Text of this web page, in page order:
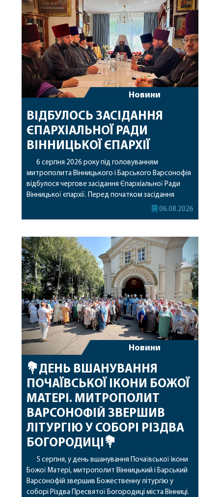
Новини
ВІДБУЛОСЬ ЗАСІДАННЯ
ЄПАРХІАЛЬНОЇ РАДИ
ВІННИЦЬКОЇ ЄПАРХІЇ
6 серпня 2026 року під головуванням
митрополита Вінницького і Барського Варсонофія
відбулося чергове засідання Єпархіальної Ради
Вінницької єпархії. Перед початком засідання
секретар Єпархіальної Ради від імені членів Ради
побажавши йому міцного здоров’я, Божої
допомоги, миру, духовної радості та
благословенних успіхів у подальшому
архіпастирському служінні. […]
06.08.2026
Новини
💐ДЕНЬ ВШАНУВАННЯ
ПОЧАЇВСЬКОЇ ІКОНИ БОЖОЇ
МАТЕРІ. МИТРОПОЛИТ
ВАРСОНОФІЙ ЗВЕРШИВ
ЛІТУРГІЮ У СОБОРІ РІЗДВА
БОГОРОДИЦІ💐
5 серпня, у день вшанування Почаївської ікони
Божої Матері, митрополит Вінницький і Барський
Варсонофій звершив Божественну літургію у
соборі Різдва Пресвятої Богородиці міста Вінниці.